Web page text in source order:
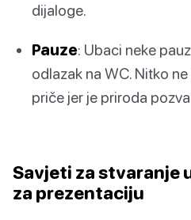
dijaloge.
Pauze: Ubaci neke
odlazak na WC. Nitko
priče jer je priroda
Savjeti za stvaranje
za prezentaciju